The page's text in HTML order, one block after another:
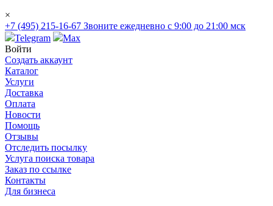
×
+7 (495) 215-16-67 Звоните ежедневно с 9:00 до 21:00 мск
Telegram
Max
Войти
Создать аккаунт
Каталог
Услуги
Доставка
Оплата
Новости
Помощь
Отзывы
Отследить посылку
Услуга поиска товара
Заказ по ссылке
Контакты
Для бизнеса